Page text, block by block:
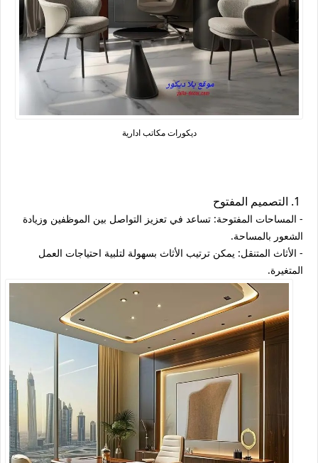
ديكورات مكاتب ادارية
- المساحات المفتوحة: تساعد في تعزيز التواصل بين الموظفين وزيادة
الشعور بالمساحة.
- الأثاث المتنقل: يمكن ترتيب الأثاث بسهولة لتلبية احتياجات العمل
المتغيرة.